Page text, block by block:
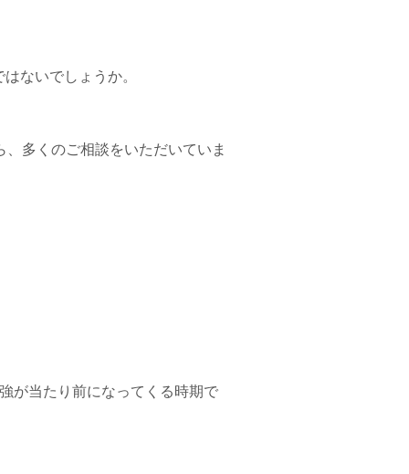
ないでしょうか。
多くのご相談をいただいていま
が当たり前になってくる時期で